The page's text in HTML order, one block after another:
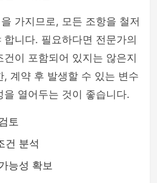
가지므로, 모든 조항을 철저
니다. 필요하다면 전문가의
이 포함되어 있지는 않은지
, 계약 후 발생할 수 있는 변수
열어두는 것이 좋습니다.
토
건 분석
능성 확보